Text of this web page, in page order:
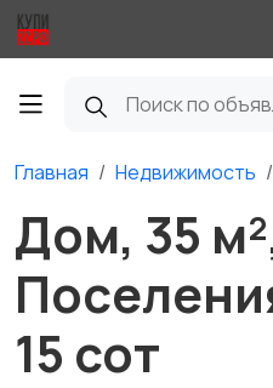
Главная Недвижимость
Дом, 35
15 сот